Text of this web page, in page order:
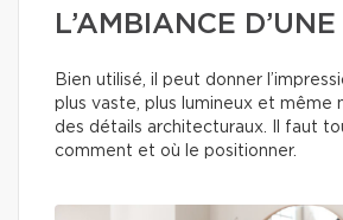
L’AMBIANCE
Bien utilisé, il peut donner
plus vaste, plus lumineux et même
des détails architecturaux. Il faut
comment et où le positionner.